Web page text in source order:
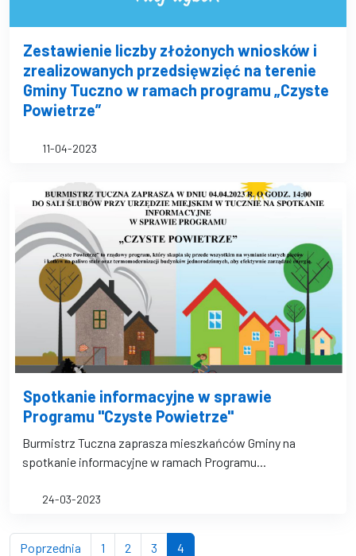
Zestawienie liczby złożonych wniosków i
zrealizowanych przedsięwzięć na terenie
Gminy Tuczno w ramach programu „Czyste
Powietrze”
11-04-2023
Spotkanie informacyjne w sprawie
Programu "Czyste Powietrze"
Burmistrz Tuczna zaprasza mieszkańców Gminy na
spotkanie informacyjne w ramach Programu...
24-03-2023
Poprzednia strona
1 strona
2 strona
3 strona
4